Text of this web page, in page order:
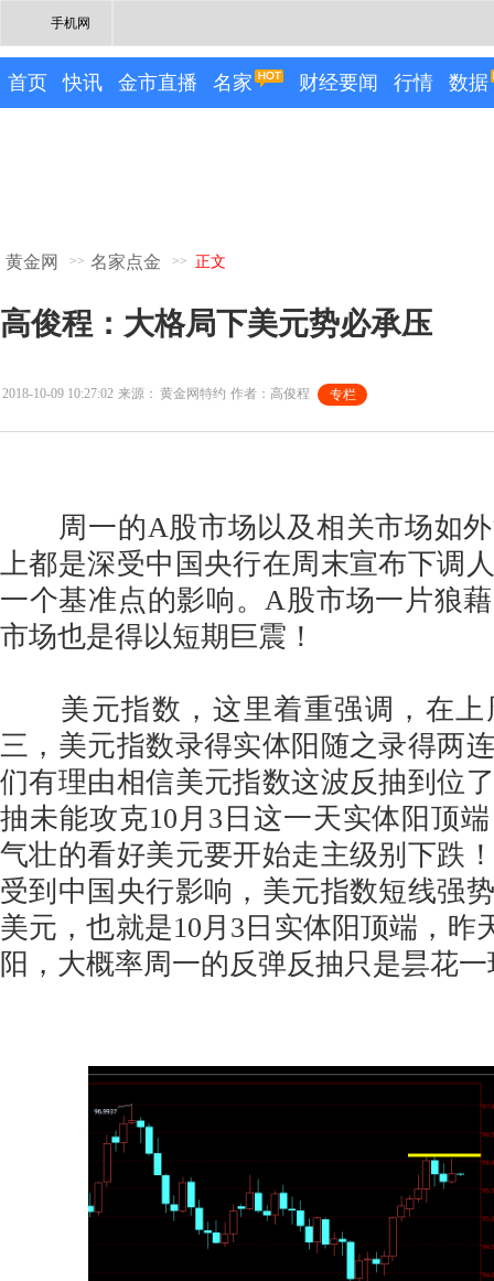
手机网
首页 快讯 金市直播 名家 财经要闻 行情 数据
黄金网 >> 名家点金 >> 正文
高俊程：大格局下美元势必承压
2018-10-09 10:27:02 来源： 黄金网特约 作者：高俊程 专栏
周一的A股市场以及相关市场如外
上都是深受中国央行在周末宣布下调
一个基准点的影响。A股市场一片狼
市场也是得以短期巨震！
美元指数，这里着重强调，在上
三，美元指数录得实体阳随之录得两
们有理由相信美元指数这波反抽到位
抽未能攻克10月3日这一天实体阳顶
气壮的看好美元要开始走主级别下跌
受到中国央行影响，美元指数短线强
美元，也就是10月3日实体阳顶端，昨
阳，大概率周一的反弹反抽只是昙花